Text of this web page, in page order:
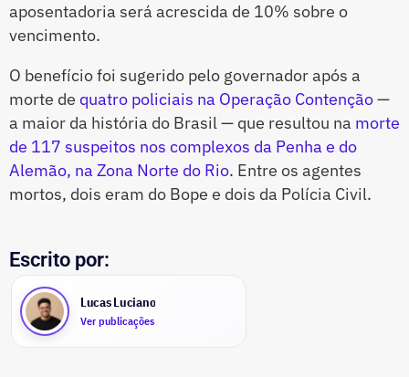
aposentadoria será acrescida de 10% sobre o
vencimento.
O benefício foi sugerido pelo governador após a
morte de quatro policiais na Operação Contenção—
a maior da história do Brasil — que resultou na morte
de 117 suspeitos nos complexos da Penha e do
Alemão, na Zona Norte do Rio. Entre os agentes
mortos, dois eram do Bope e dois da Polícia Civil.
Escrito por:
Lucas Luciano
Ver publicações